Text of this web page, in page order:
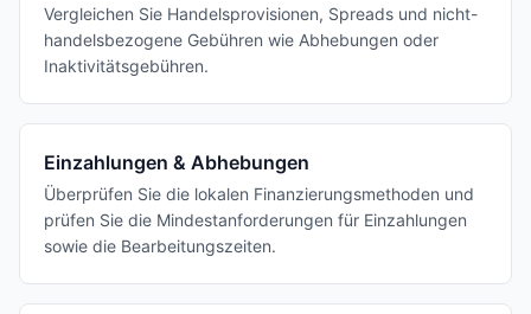
Vergleichen Sie Handelsprovisionen, Spreads und nicht-
handelsbezogene Gebühren wie Abhebungen oder
Inaktivitätsgebühren.
Einzahlungen & Abhebungen
Überprüfen Sie die lokalen Finanzierungsmethoden und
prüfen Sie die Mindestanforderungen für Einzahlungen
sowie die Bearbeitungszeiten.